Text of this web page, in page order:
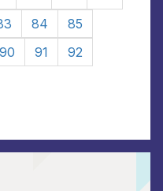
84
85
90 91
92